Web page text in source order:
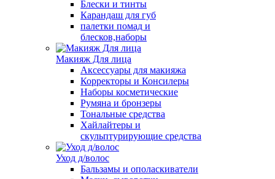
Блески и тинты
Карандаш для губ
палетки помад и
блесков,наборы
Макияж Для лица
Аксессуары для макияжа
Корректоры и Консилеры
Наборы косметические
Румяна и бронзеры
Тональные средства
Хайлайтеры и
скульптурирующие средства
Уход д/волос
Бальзамы и ополаскиватели